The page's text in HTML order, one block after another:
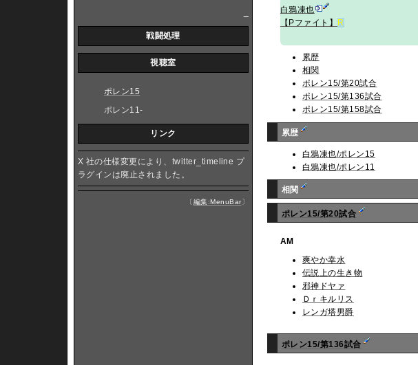
白鴉凍也
【Pファイト】 R
累歴
相関
ポレン15/第20試合
ポレン15/第136試合
ポレン15/第158試合
累歴
白鴉凍也/ポレン15
白鴉凍也/ポレン11
相関
ポレン15/第20試合
AM
爽やか幸水
伝説上の生き物
邪神ドヤァ
Ｄｒキルリス
レンガ塔男爵
ポレン15/第136試合
戦闘処理
視聴室
ポレン15
ポレン11-
リンク
X 社の仕様変更により、twitter_timeline プ
ラグインは廃止されました。
〔編集:MenuBar〕